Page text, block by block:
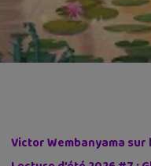
Victor Wembanyama sur